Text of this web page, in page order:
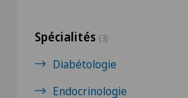
Spécialités (3)
Diabétologie
Endocrinologie